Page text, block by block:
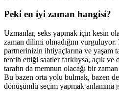
Peki en iyi zaman hangisi?
Uzmanlar, seks yapmak için kesin
zaman dilimi olmadığını
partnerinizin ihtiyaçlarına ve yaşam
tercih ettiği saatler farklıysa, açık
tarafın da memnun olacağı bir
Bu bazen orta yolu bulmak, bazen
dönüşümlü seçim yapmak anlamına